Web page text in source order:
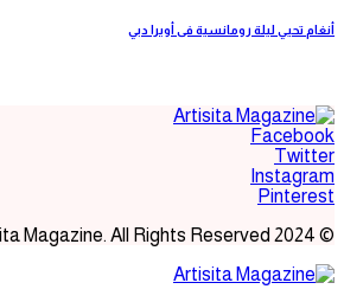
أنغام تحيي ليلة رومانسية فى أوبرا دبي
Facebook
Twitter
Instagram
Pinterest
© 2024 Artisita Magazine. All Rights Reserved.